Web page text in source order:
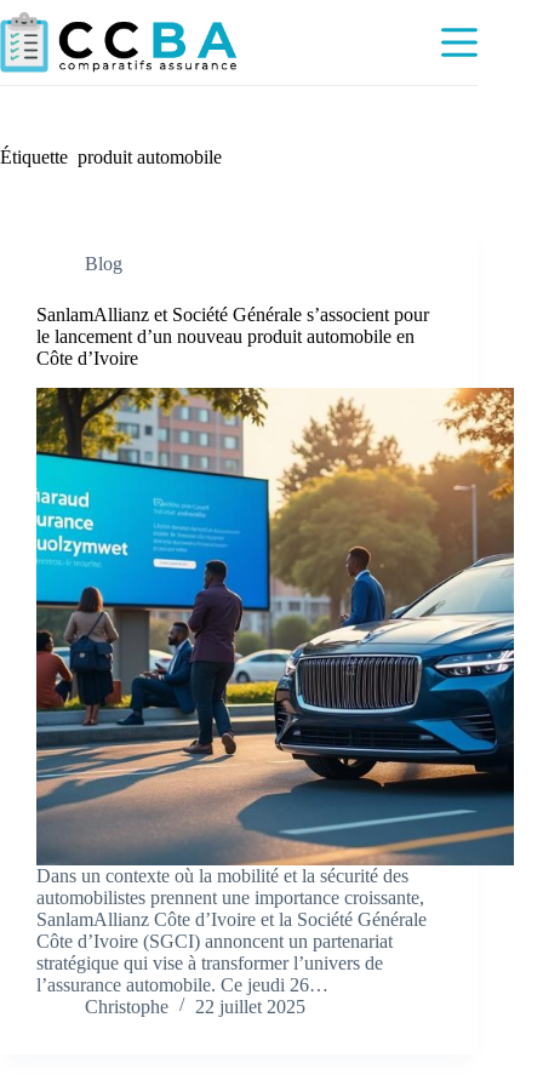
Passer
au
contenu
Étiquette produit automobile
Blog
SanlamAllianz et Société Générale s’associent pour
le lancement d’un nouveau produit automobile en
Côte d’Ivoire
Dans un contexte où la mobilité et la sécurité des
automobilistes prennent une importance croissante,
SanlamAllianz Côte d’Ivoire et la Société Générale
Côte d’Ivoire (SGCI) annoncent un partenariat
stratégique qui vise à transformer l’univers de
l’assurance automobile. Ce jeudi 26…
Christophe
22 juillet 2025